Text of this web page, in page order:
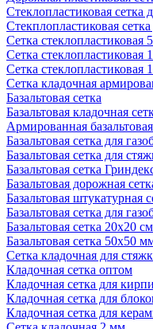
Стеклопластиковая сетка
Стекплопластиковая
Сетка стеклопластиковая
Сетка стеклопластиковая
Сетка стеклопластиковая
Сетка кладочная
Базальтовая сетка
Базальтовая кладочная
Армированная
Базальтовая сетка для
Базальтовая сетка для
Базальтовая сетка
Базальтовая дорожная
Базальтовая штукатурная
Базальтовая сетка для
Базальтовая сетка 20x20 см
Базальтовая сетка 50x50
Сетка кладочная для
Кладочная сетка оптом
Кладочная сетка для
Кладочная сетка для
Кладочная сетка для